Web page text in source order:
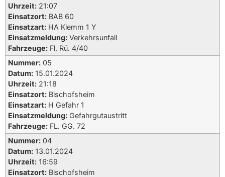
Uhrzeit: 21:07
Einsatzort: BAB 60
Einsatzart: HA Klemm 1 Y
Einsatzmeldung: Verkehrsunfall
Fahrzeuge: Fl. Rü. 4/40
Nummer: 05
Datum: 15.01.2024
Uhrzeit: 21:18
Einsatzort: Bischofsheim
Einsatzart: H Gefahr 1
Einsatzmeldung: Gefahrgutaustritt
Fahrzeuge: FL. GG. 72
Nummer: 04
Datum: 13.01.2024
Uhrzeit: 16:59
Einsatzort: Bischofsheim